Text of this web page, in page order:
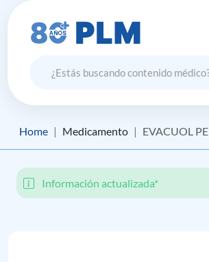
Home Medicamento EVACUOL
Información actualizada*